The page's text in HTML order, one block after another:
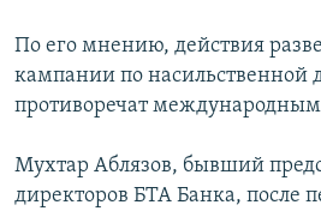
По его мнению, действия
кампании по насильственной
противоречат
Мухтар Аблязов, бывший
директоров БТА Банка, после